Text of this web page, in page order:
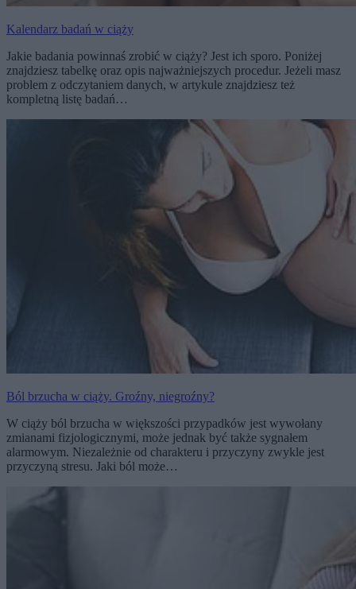
Kalendarz badań w ciąży
Jakie badania powinnaś zrobić w ciąży? Jest ich sporo. Poniżej
znajdziesz tabelkę oraz opis najważniejszych procedur. Jeżeli masz
problem z odczytaniem danych, w artykule znajdziesz też
kompletną listę badań…
Ból brzucha w ciąży. Groźny, niegroźny?
W ciąży ból brzucha w większości przypadków jest wywołany
zmianami fizjologicznymi, może jednak być także sygnałem
alarmowym. Niezależnie od charakteru i przyczyny zwykle jest
przyczyną stresu. Jaki ból może…